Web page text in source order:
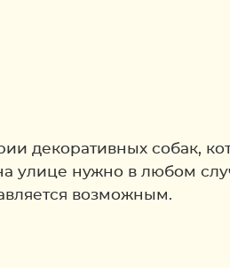
декоративных собак,
улице нужно в любом
возможным.